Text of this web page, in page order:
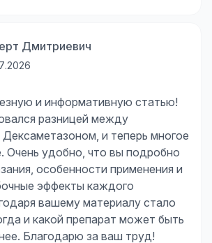
Дмитриевич
и информативную статью!
разницей между
и теперь многое
Очень удобно, что вы подробно
особенности применения и
эффекты каждого
вашему материалу стало
и какой препарат может быть
Благодарю за ваш труд!